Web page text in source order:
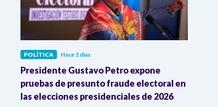
POLÍTICA Hace 2 días
Presidente Gustavo Petro expone
pruebas de presunto fraude electoral en
las elecciones presidenciales de 2026